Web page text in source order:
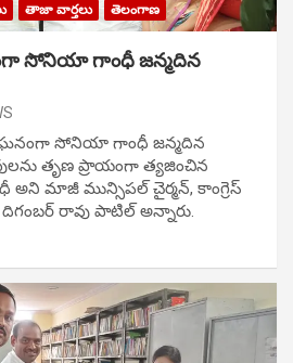
తాజా వార్తలు తెలంగాణ
సోనియా గాంధీ జ‌న్మ‌దిన
సోనియా గాంధీ జ‌న్మ‌దిన
తృణ ప్రాయంగా త్య‌జించిన
మాజీ మున్సిప‌ల్ చైర్మ‌న్, కాంగ్రెస్
రావు పాటిల్ అన్నారు.